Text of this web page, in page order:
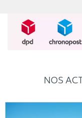
NOS